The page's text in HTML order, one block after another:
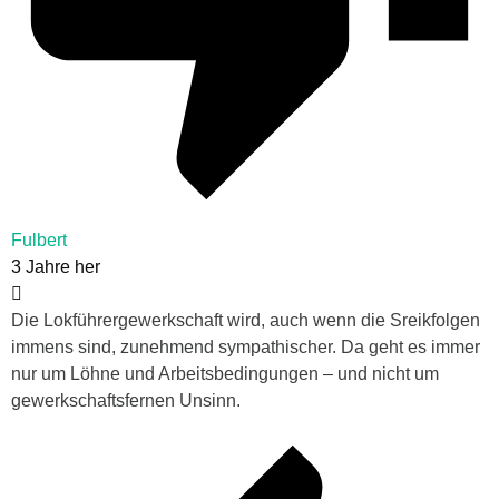
Fulbert
3 Jahre her
Die Lokführergewerkschaft wird, auch wenn die Sreikfolgen
immens sind, zunehmend sympathischer. Da geht es immer
nur um Löhne und Arbeitsbedingungen – und nicht um
gewerkschaftsfernen Unsinn.